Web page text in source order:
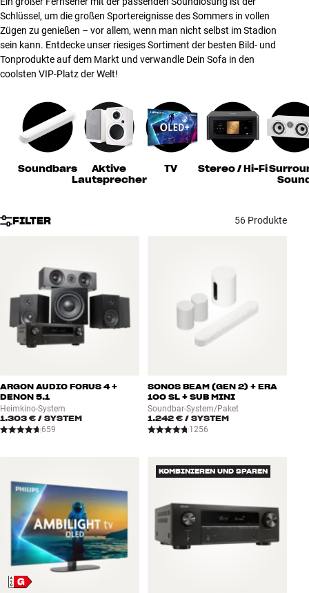
Zubehör
INSPIRATION
NEUHEITEN
ANGEBOTE
Anmelden
Schlüssel, um die großen Sportereignisse des Sommers in vollen
Zügen zu genießen – vor allem, wenn man nicht selbst im Stadion
sein kann. Entdecke unser riesiges Sortiment der besten Bild- und
Tonprodukte auf dem Markt und verwandle Dein Sofa in den
coolsten VIP-Platz der Welt!
Soundbars
Aktive
Lautsprecher
TV Stereo / Hi-Fi
FILTER 56 Produkte
ARGON AUDIO FORUS 4 +
DENON 5.1
Heimkino-System
1.303 € / SYSTEM
659
SONOS BEAM (GEN 2) + ERA
100 SL + SUB MINI
Soundbar-System/Paket
1.242 € / SYSTEM
1256
KOMBINIEREN UND SPAREN